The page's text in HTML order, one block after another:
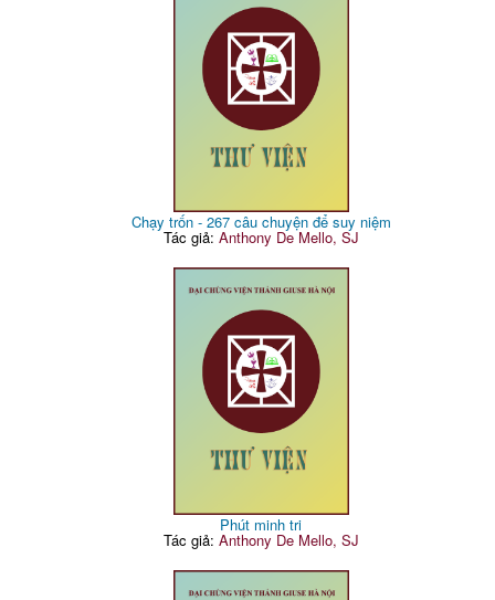
Chạy trốn - 267 câu chuyện để suy niệm
Tác giả: Anthony De Mello, SJ
Phút minh tri
Tác giả: Anthony De Mello, SJ